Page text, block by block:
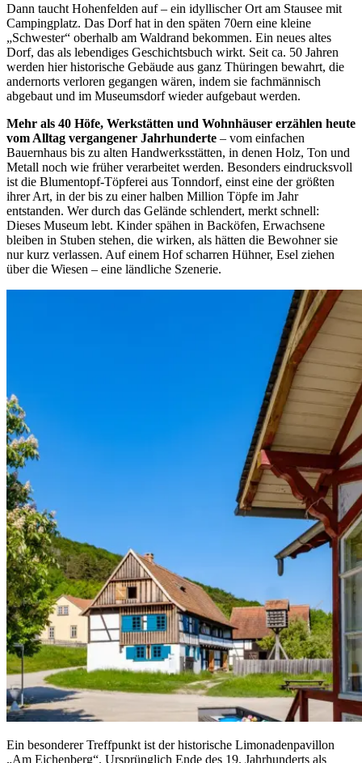
Dann taucht Hohenfelden auf – ein idyllischer Ort am Stausee mit
Campingplatz. Das Dorf hat in den späten 70ern eine kleine
„Schwester“ oberhalb am Waldrand bekommen. Ein neues altes
Dorf, das als lebendiges Geschichtsbuch wirkt. Seit ca. 50 Jahren
werden hier historische Gebäude aus ganz Thüringen bewahrt, die
andernorts verloren gegangen wären, indem sie fachmännisch
abgebaut und im Museumsdorf wieder aufgebaut werden.
Mehr als 40 Höfe, Werkstätten und Wohnhäuser erzählen heute
vom Alltag vergangener Jahrhunderte – vom einfachen
Bauernhaus bis zu alten Handwerksstätten, in denen Holz, Ton und
Metall noch wie früher verarbeitet werden. Besonders eindrucksvoll
ist die Blumentopf-Töpferei aus Tonndorf, einst eine der größten
ihrer Art, in der bis zu einer halben Million Töpfe im Jahr
entstanden. Wer durch das Gelände schlendert, merkt schnell:
Dieses Museum lebt. Kinder spähen in Backöfen, Erwachsene
bleiben in Stuben stehen, die wirken, als hätten die Bewohner sie
nur kurz verlassen. Auf einem Hof scharren Hühner, Esel ziehen
über die Wiesen – eine ländliche Szenerie.
Ein besonderer Treffpunkt ist der historische Limonadenpavillon
„Am Eichenberg“. Ursprünglich Ende des 19. Jahrhunderts als